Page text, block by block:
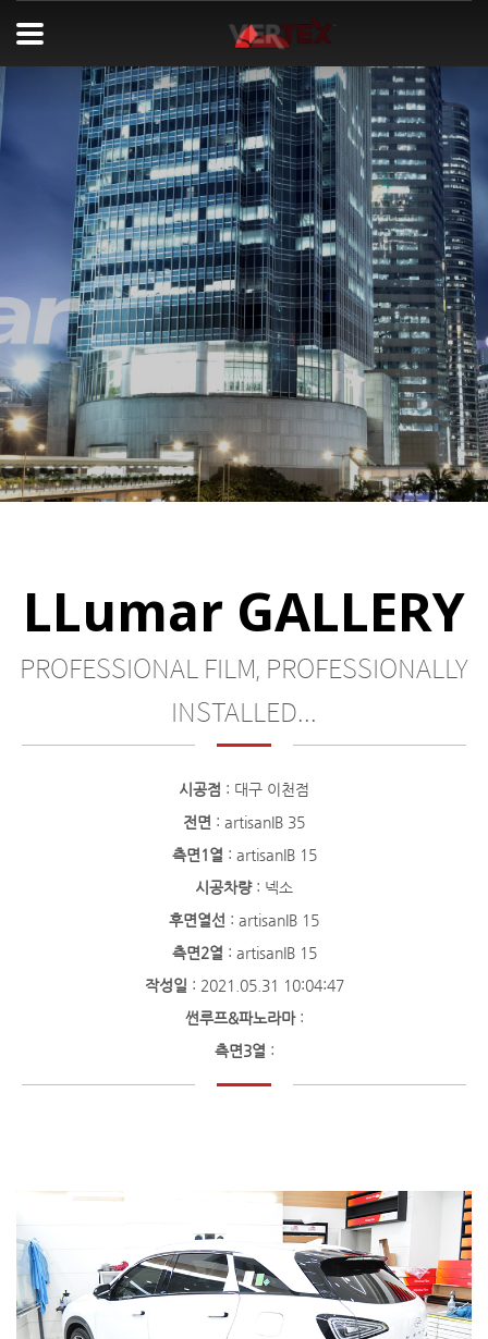
LLumar GALLERY
PROFESSIONAL FILM, PROFESSIONALLY
INSTALLED...
시공점 : 대구 이천점
전면 : artisanIB 35
측면1열 : artisanIB 15
시공차량: 넥소
후면열선 : artisanIB 15
측면2열 : artisanIB 15
작성일 : 2021.05.31 10:04:47
썬루프&파노라마:
측면3열 :